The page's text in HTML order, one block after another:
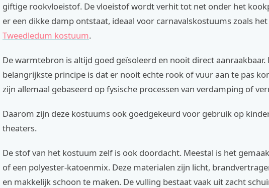
giftige rookvloeistof. De vloeistof wordt verhit tot net onder het
er een dikke damp ontstaat, ideaal voor carnavalskostuums zoals het
Tweedledum kostuum.
De warmtebron is altijd goed geïsoleerd en nooit direct aanraakbaar.
belangrijkste principe is dat er nooit echte rook of vuur aan te pas
zijn allemaal gebaseerd op fysische processen van verdamping of
Daarom zijn deze kostuums ook goedgekeurd voor gebruik op
theaters.
De stof van het kostuum zelf is ook doordacht. Meestal is het
of een polyester-katoenmix. Deze materialen zijn licht,
en makkelijk schoon te maken. De vulling bestaat vaak uit zacht